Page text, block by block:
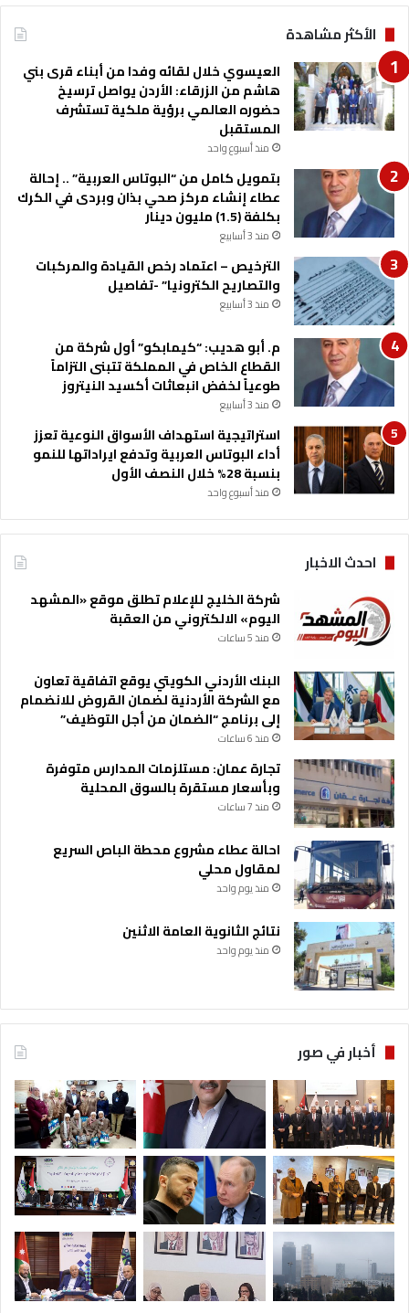
الأكثر مشاهدة
العيسوي خلال لقائه وفدا من أبناء قرى بني
هاشم من الزرقاء: الأردن يواصل ترسيخ
حضوره العالمي برؤية ملكية تستشرف
المستقبل
منذ أسبوع واحد
بتمويل كامل من “البوتاس العربية” .. إحالة
عطاء إنشاء مركز صحي بذان وبردى في الكرك
بكلفة (1.5) مليون دينار
منذ 3 أسابيع
الترخيص – اعتماد رخص القيادة والمركبات
والتصاريح الكترونيا” -تفاصيل
منذ 3 أسابيع
م. أبو هديب: “كيمابكو” أول شركة من
القطاع الخاص في المملكة تتبنى التزاماً
طوعياً لخفض انبعاثات أكسيد النيتروز
منذ 3 أسابيع
استراتيجية استهداف الأسواق النوعية تعزز
أداء البوتاس العربية وتدفع ايراداتها للنمو
بنسبة 28% خلال النصف الأول
منذ أسبوع واحد
احدث الاخبار
شركة الخليج للإعلام تطلق موقع «المشهد
اليوم» الالكتروني من العقبة
منذ 5 ساعات
البنك الأردني الكويتي يوقع اتفاقية تعاون
مع الشركة الأردنية لضمان القروض للانضمام
إلى برنامج “الضمان من أجل التوظيف”
منذ 6 ساعات
تجارة عمان: مستلزمات المدارس متوفرة
وبأسعار مستقرة بالسوق المحلية
منذ 7 ساعات
احالة عطاء مشروع محطة الباص السريع
لمقاول محلي
منذ يوم واحد
نتائج الثانوية العامة الاثنين
منذ يوم واحد
أخبار في صور